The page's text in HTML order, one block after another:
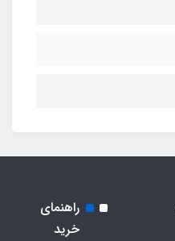
راهنمای
خرید